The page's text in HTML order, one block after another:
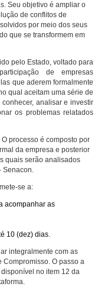
Seu objetivo é ampliar o
de conflitos de
por meio dos seus
que se transformem em
pelo Estado, voltado para
de empresas
que aderem formalmente
qual aceitam uma série de
analisar e investir
os problemas relatados
processo é composto por
da empresa e posterior
quais serão analisados
Senacon.
se a:
acompanhar as
10 (dez) dias.
integralmente com as
Compromisso. O passo a
no item 12 da